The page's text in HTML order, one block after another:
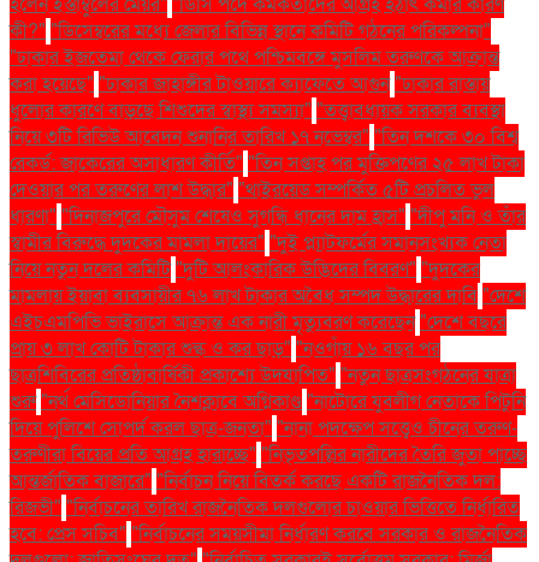
কী?" "ডিসেম্বরের মধ্যে জেলার বিভিন্ন স্থানে কমিটি গঠনের পরিকল্পনা"
"ঢাকার ইজতেমা থেকে ফেরার পথে পশ্চিমবঙ্গে মুসলিম তরুণকে আক্রান্ত
করা হয়েছে" "ঢাকার জাহাঙ্গীর টাওয়ারে ক্যাফেতে আগুন"ঢাকার রাস্তায়
ধুলোর কারণে বাড়ছে শিশুদের স্বাস্থ্য সমস্যা" "তত্ত্বাবধায়ক সরকার ব্যবস্থা
নিয়ে ৩টি রিভিউ আবেদন শুনানির তারিখ ১৭ নভেম্বর" "তিন দশকে ৩০ বিশ্ব
রেকর্ড: জাকেরের অসাধারণ কীর্তি" "তিন সপ্তাহ পর মুক্তিপণের ২৫ লাখ টাকা
দেওয়ার পর তরুণের লাশ উদ্ধার" "থাইরয়েড সম্পর্কিত ৫টি প্রচলিত ভুল
ধারণা" "দিনাজপুরে মৌসুম শেষেও সুগন্ধি ধানের দাম হ্রাস" "দীপু মনি ও তাঁর
স্বামীর বিরুদ্ধে দুদকের মামলা দায়ের" "দুই প্ল্যাটফর্মের সমানসংখ্যক নেতা
নিয়ে নতুন দলের কমিটি"দুটি আলংকারিক উদ্ভিদের বিবরণ" "দুদকের
মামলায় ইয়াবা ব্যবসায়ীর ৭৬ লাখ টাকার অবৈধ সম্পদ উদ্ধারের দাবি"দেশে
এইচএমপিভি ভাইরাসে আক্রান্ত এক নারী মৃত্যুবরণ করেছেন"দেশে বছরে
প্রায় ৩ লাখ কোটি টাকার শুল্ক ও কর ছাড়" "নওগাঁয় ১৬ বছর পর
ছাত্রশিবিরের প্রতিষ্ঠাবার্ষিকী প্রকাশ্যে উদযাপিত" "নতুন ছাত্রসংগঠনের যাত্রা
শুরু"নর্থ মেসিডোনিয়ার নৈশক্লাবে অগ্নিকাণ্ড"নাটোরে যুবলীগ নেতাকে পিটুনি
দিয়ে পুলিশে সোপর্দ করল ছাত্র-জনতা" "নানা পদক্ষেপ সত্ত্বেও চীনের তরুণ-
তরুণীরা বিয়ের প্রতি আগ্রহ হারাচ্ছে" "নিভৃতপল্লির নারীদের তৈরি জুতা পাচ্ছে
আন্তর্জাতিক বাজারে" "নির্বাচন নিয়ে বিতর্ক করছে একটি রাজনৈতিক দল:
রিজভী" "নির্বাচনের তারিখ রাজনৈতিক দলগুলোর চাওয়ার ভিত্তিতে নির্ধারিত
হবে: প্রেস সচিব" "নির্বাচনের সময়সীমা নির্ধারণ করবে সরকার ও রাজনৈতিক